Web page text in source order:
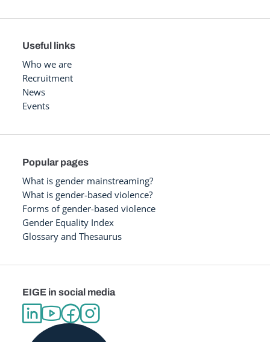
Useful links
Who we are
Recruitment
News
Events
Popular pages
What is gender mainstreaming?
What is gender-based violence?
Forms of gender-based violence
Gender Equality Index
Glossary and Thesaurus
EIGE in social media